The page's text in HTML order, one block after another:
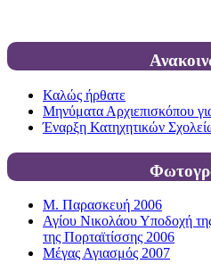
Καλώς ήρθατε
Μηνύματα Αρχιεπισκόπου
Έναρξη Κατηχητικών
Μ. Παρασκευή 2006
Αγίου Νικολάου Υποδοχή
της Πορταϊτίσσης 2006
Μέγας Αγιασμός 2007